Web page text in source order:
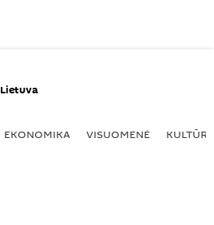
Lietuva
EKONOMIKA VISUOMENĖ KULTŪRA